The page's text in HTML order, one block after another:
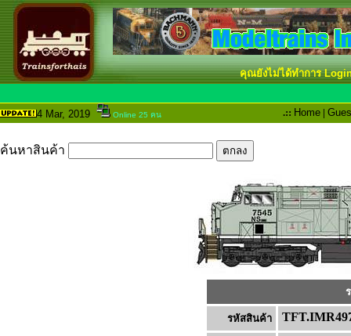
คุณยังไม่ได้ทำการ
4 Mar, 2019 Online 25 คน .:: Home |
ค้นหาสินค้า
รหัสสินค้า